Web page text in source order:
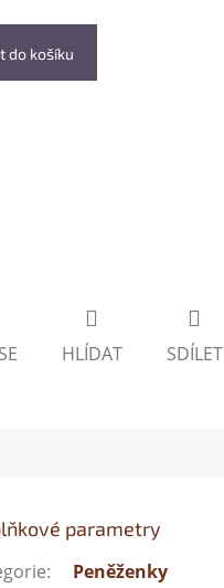
do košíku
HLÍDAT SDÍLET
parametry
:
Peněženky